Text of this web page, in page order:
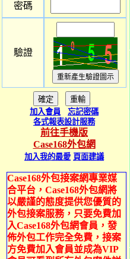
密碼
驗證
加入會員
忘記密碼
各式報表設計服務
前往手機版
Case168外包網
加入我的最愛 頁面建議
Case168外包接案網專業媒
合平台，Case168外包網將
以嚴謹的態度提供您優質的
外包接案服務，只要免費加
入Case168外包網會員，發
佈外包工作完全免費，接案
方免費加入會員並成為VIP